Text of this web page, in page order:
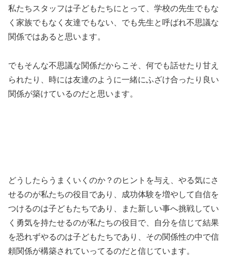
私たちスタッフは子どもたちにとって、学校の先生でもな
く家族でもなく友達でもない、でも先生と呼ばれ不思議な
関係ではあると思います。
でもそんな不思議な関係だからこそ、何でも話せたり甘え
られたり、時には友達のように一緒にふざけ合ったり良い
関係が築けているのだと思います。
どうしたらうまくいくのか？のヒントを与え、やる気にさ
せるのが私たちの役目であり、成功体験を増やして自信を
つけるのは子どもたちであり、また新しい事へ挑戦してい
く勇気を持たせるのが私たちの役目で、自分を信じて結果
を恐れずやるのは子どもたちであり、その関係性の中で信
頼関係が構築されていってるのだと信じています。